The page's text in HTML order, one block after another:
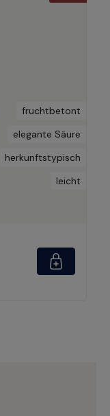
fruchtbetont
elegante Säure
herkunftstypisch
leicht